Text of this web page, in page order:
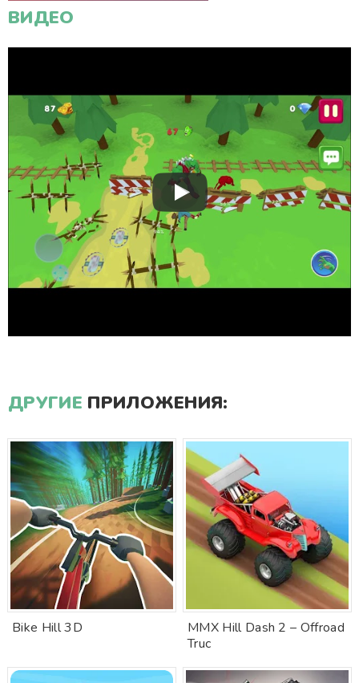
ВИДЕО
ДРУГИЕ ПРИЛОЖЕНИЯ:
Bike Hill 3D
MMX Hill Dash 2 – Offroad
Truc